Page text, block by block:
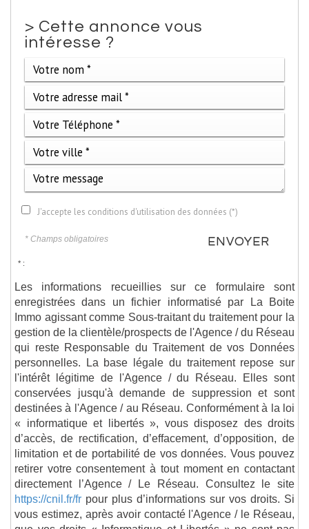
> Cette annonce vous
intéresse ?
J'accepte les conditions d'utilisation des données (*)
* Champs obligatoires ENVOYER
* :
Les informations recueillies sur ce formulaire sont
enregistrées dans un fichier informatisé par La Boite
Immo agissant comme Sous-traitant du traitement pour la
gestion de la clientèle/prospects de l'Agence / du Réseau
qui reste Responsable du Traitement de vos Données
personnelles. La base légale du traitement repose sur
l'intérêt légitime de l'Agence / du Réseau. Elles sont
conservées jusqu'à demande de suppression et sont
destinées à l'Agence / au Réseau. Conformément à la loi
« informatique et libertés », vous disposez des droits
d’accès, de rectification, d’effacement, d’opposition, de
limitation et de portabilité de vos données. Vous pouvez
retirer votre consentement à tout moment en contactant
directement l’Agence / Le Réseau. Consultez le site
https://cnil.fr/fr pour plus d’informations sur vos droits. Si
vous estimez, après avoir contacté l'Agence / le Réseau,